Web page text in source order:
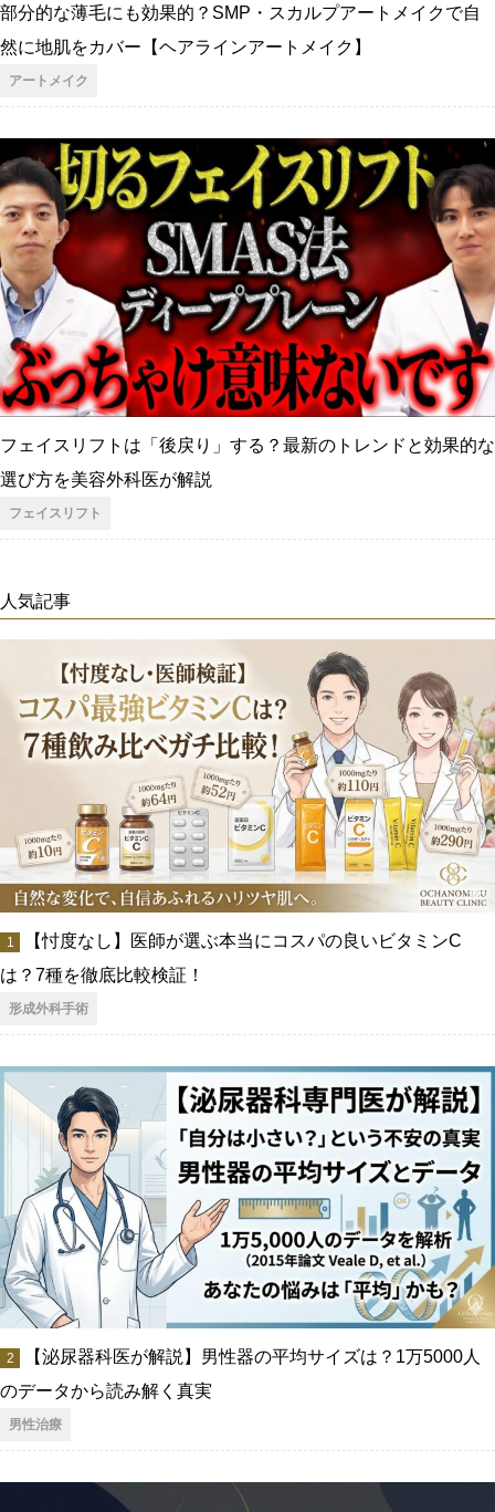
部分的な薄毛にも効果的？SMP・スカルプアートメイクで自
然に地肌をカバー【ヘアラインアートメイク】
アートメイク
フェイスリフトは「後戻り」する？最新のトレンドと効果的な
選び方を美容外科医が解説
フェイスリフト
人気記事
【忖度なし】医師が選ぶ本当にコスパの良いビタミンC
は？7種を徹底比較検証！
形成外科手術
【泌尿器科医が解説】男性器の平均サイズは？1万5000人
のデータから読み解く真実
男性治療